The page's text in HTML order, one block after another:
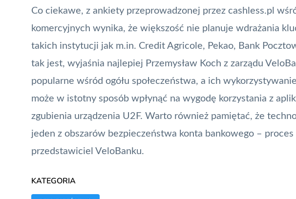
Co ciekawe, z ankiety przeprowadzonej przez cashless.pl
komercyjnych wynika, że większość nie planuje wdrażania
takich instytucji jak m.in. Credit Agricole, Pekao, Bank
tak jest, wyjaśnia najlepiej Przemysław Koch z zarządu
popularne wśród ogółu społeczeństwa, a ich
może w istotny sposób wpłynąć na wygodę korzystania z
zgubienia urządzenia U2F. Warto również pamiętać, że
jeden z obszarów bezpieczeństwa konta bankowego –
przedstawiciel VeloBanku.
KATEGORIA